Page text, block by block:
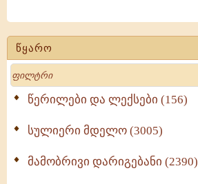
წყარო
Search
წერილები და ლექსები (156)
სულიერი მდელო (3005)
მამობრივი დარიგებანი (2390)